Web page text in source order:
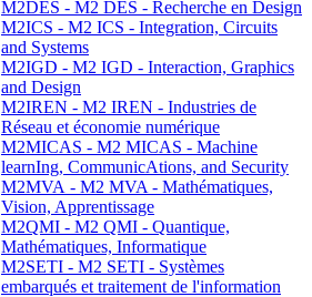
M2DES - M2 DES - Recherche en Design
M2ICS - M2 ICS - Integration, Circuits
and Systems
M2IGD - M2 IGD - Interaction, Graphics
and Design
M2IREN - M2 IREN - Industries de
Réseau et économie numérique
M2MICAS - M2 MICAS - Machine
learnIng, CommunicAtions, and Security
M2MVA - M2 MVA - Mathématiques,
Vision, Apprentissage
M2QMI - M2 QMI - Quantique,
Mathématiques, Informatique
M2SETI - M2 SETI - Systèmes
embarqués et traitement de l'information